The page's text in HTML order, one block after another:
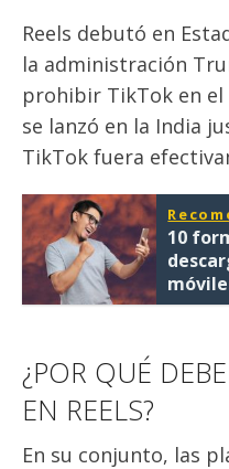
Reels debutó en
la administración
prohibir TikTok en el
se lanzó en la India
TikTok fuera
10
¿POR QUÉ
EN REELS?
En su conjunto, las